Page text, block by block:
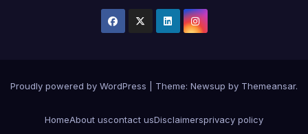
Proudly powered by WordPress Theme: Newsup by Themeansar.
HomeAbout uscontact usDisclaimersprivacy policy